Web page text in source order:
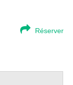
Réserver